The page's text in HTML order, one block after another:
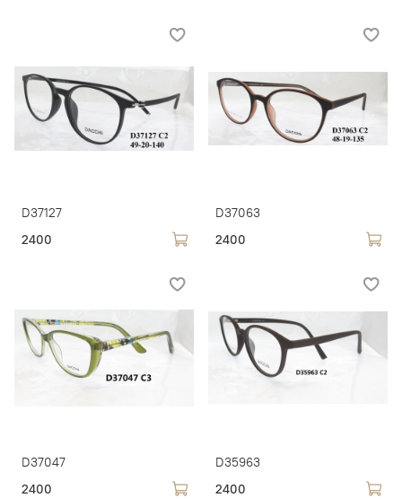
D37127
2400
D37063
2400
D37047
2400
D35963
2400